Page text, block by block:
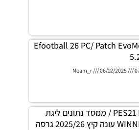
Efootball 26 PC/ Patch
Noam_r 06/12/2025
PES21 PC / ממסד נתונים ליגת
WINNER עונה קיץ 2025/26 גרסה